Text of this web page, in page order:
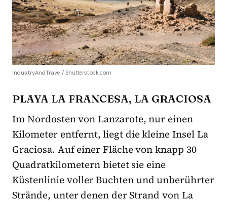
IndustryAndTravel/ Shutterstock.com
PLAYA LA FRANCESA, LA GRACIOSA
Im Nordosten von Lanzarote, nur einen
Kilometer entfernt, liegt die kleine Insel La
Graciosa. Auf einer Fläche von knapp 30
Quadratkilometern bietet sie eine
Küstenlinie voller Buchten und unberührter
Strände, unter denen der Strand von La